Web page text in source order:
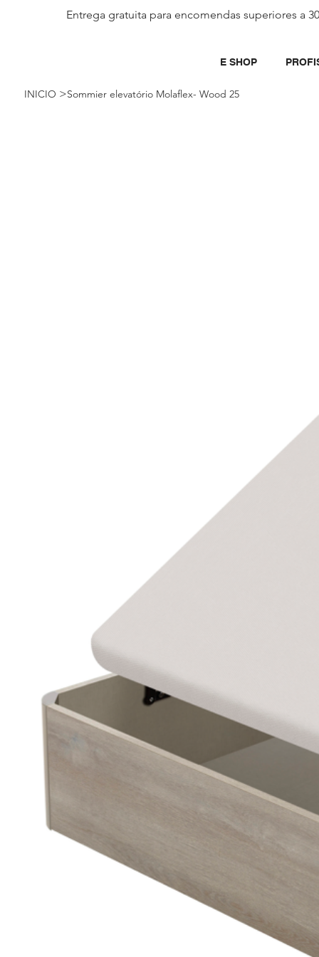
Entrega gratuita para encomendas superiores a
E SHOP
INICIO >Sommier elevatório Molaflex- Wood 25